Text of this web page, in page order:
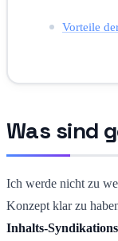
Vorteile
Was sind
Ich werde nicht zu
Konzept klar zu
Inhalts-